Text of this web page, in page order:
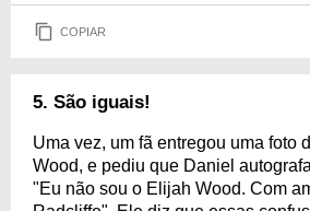
COPIAR
5. São iguais!
Uma vez, um fã entregou uma foto
Wood, e pediu que Daniel
"Eu não sou o Elijah Wood. Com